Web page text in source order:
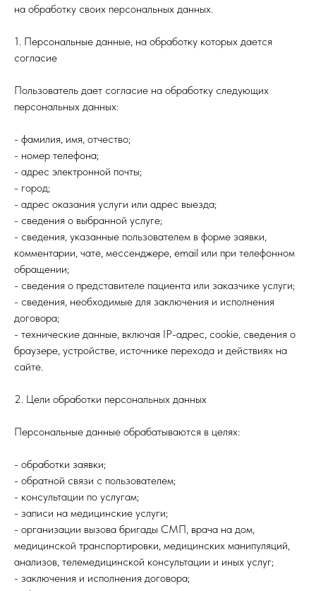
на обработку своих персональных данных.
1. Персональные данные, на обработку которых дается
согласие
Пользователь дает согласие на обработку следующих
персональных данных:
- фамилия, имя, отчество;
- номер телефона;
- адрес электронной почты;
- город;
- адрес оказания услуги или адрес выезда;
- сведения о выбранной услуге;
- сведения, указанные пользователем в форме заявки,
комментарии, чате, мессенджере, email или при телефонном
обращении;
- сведения о представителе пациента или заказчике услуги;
- сведения, необходимые для заключения и исполнения
договора;
- технические данные, включая IP-адрес, cookie, сведения о
браузере, устройстве, источнике перехода и действиях на
сайте.
2. Цели обработки персональных данных
Персональные данные обрабатываются в целях:
- обработки заявки;
- обратной связи с пользователем;
- консультации по услугам;
- записи на медицинские услуги;
- организации вызова бригады СМП, врача на дом,
медицинской транспортировки, медицинских манипуляций,
анализов, телемедицинской консультации и иных услуг;
- заключения и исполнения договора;